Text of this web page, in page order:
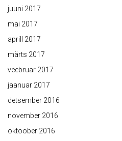
juuni 2017
mai 2017
aprill 2017
märts 2017
veebruar 2017
jaanuar 2017
detsember 2016
november 2016
oktoober 2016